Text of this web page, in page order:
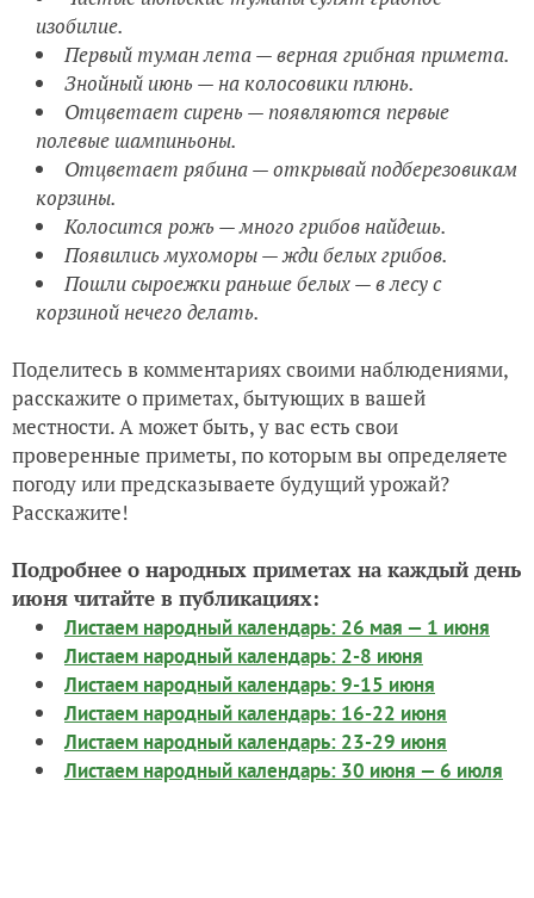
изобилие.
Первый туман лета — верная грибная примета.
Знойный июнь — на колосовики плюнь.
Отцветает сирень — появляются первые
полевые шампиньоны.
Отцветает рябина — открывай подберезовикам
корзины.
Колосится рожь — много грибов найдешь.
Появились мухоморы — жди белых грибов.
Пошли сыроежки раньше белых — в лесу с
корзиной нечего делать.
Поделитесь в комментариях своими наблюдениями,
расскажите о приметах, бытующих в вашей
местности. А может быть, у вас есть свои
проверенные приметы, по которым вы определяете
погоду или предсказываете будущий урожай?
Расскажите!
Подробнее о народных приметах на каждый день
июня читайте в публикациях:
Листаем народный календарь: 26 мая — 1 июня
Листаем народный календарь: 2-8 июня
Листаем народный календарь: 9-15 июня
Листаем народный календарь: 16-22 июня
Листаем народный календарь: 23-29 июня
Листаем народный календарь: 30 июня — 6 июля